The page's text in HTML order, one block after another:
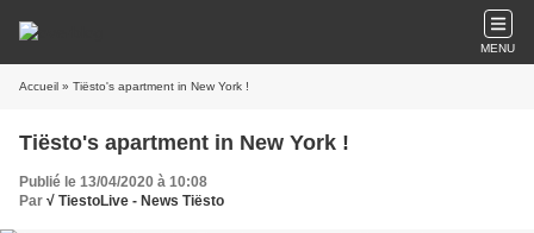
MENU
Accueil » Tiësto's apartment in New York !
Tiësto's apartment in New York !
Publié le 13/04/2020 à 10:08
Par √ TiestoLive - News Tiësto